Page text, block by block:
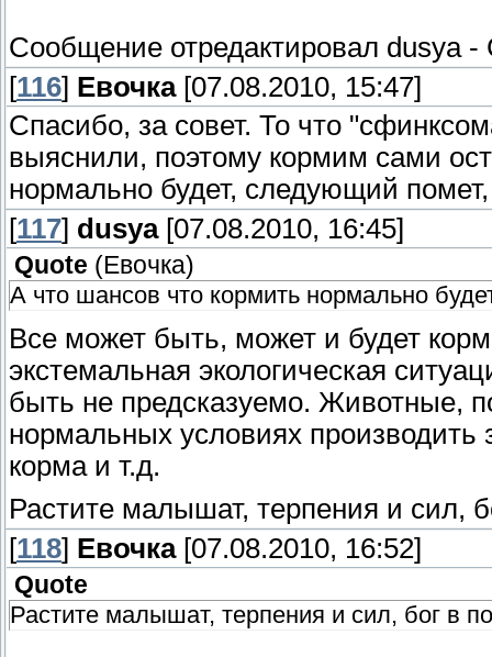
Сообщение отредактировал dusya-
[116] Евочка[07.08.2010, 15:47]
Спасибо, за совет. То что
выяснили, поэтому кормим сами
нормально будет, следующий
[117] dusya[07.08.2010, 16:45]
Quote (Евочка)
А что шансов что кормить нормально
Все может быть, может и будет
экстемальная экологическая
быть не предсказуемо. Животные,
нормальных условиях производить
корма и т.д.
Растите малышат, терпения и сил,
[118] Евочка[07.08.2010, 16:52]
Quote
Растите малышат, терпения и сил, бог в